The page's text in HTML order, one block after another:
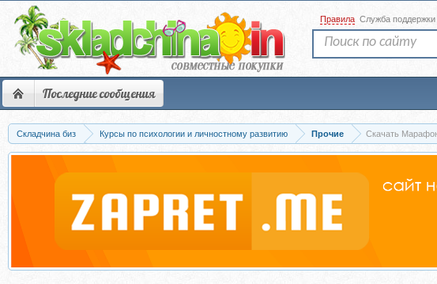
Последние сообщения
Правила Служба поддержки
Складчина биз Курсы по психологии и личностному развитию Прочие Скачать